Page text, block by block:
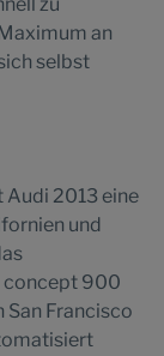
an
selbst
2013 eine
und
concept 900
Francisco